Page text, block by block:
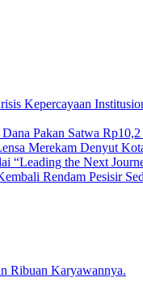
Pakan Satwa
Merekam Denyut
“Leading the Next
Rendam Pesisir